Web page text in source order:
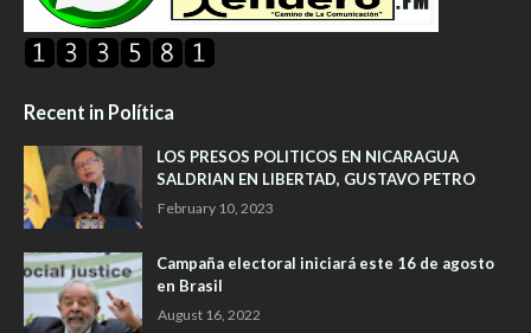
Recent in Política
LOS PRESOS POLITICOS EN NICARAGUA
SALDRIAN EN LIBERTAD, GUSTAVO PETRO
February 10, 2023
Campaña electoral iniciará este 16 de agosto
en Brasil
August 16, 2022